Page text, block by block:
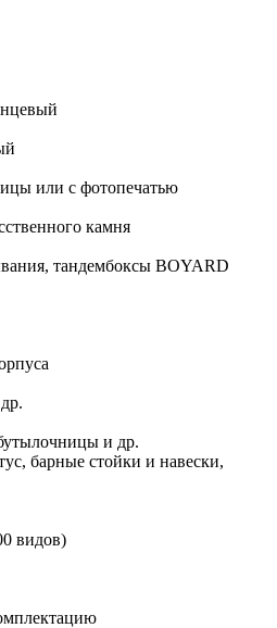
или с фотопечатью
камня
тандембоксы BOYARD
и др.
барные стойки и навески,
видов)